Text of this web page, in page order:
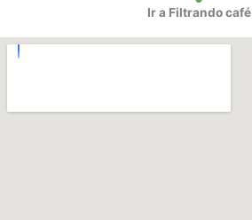
Ir a Filtrando café